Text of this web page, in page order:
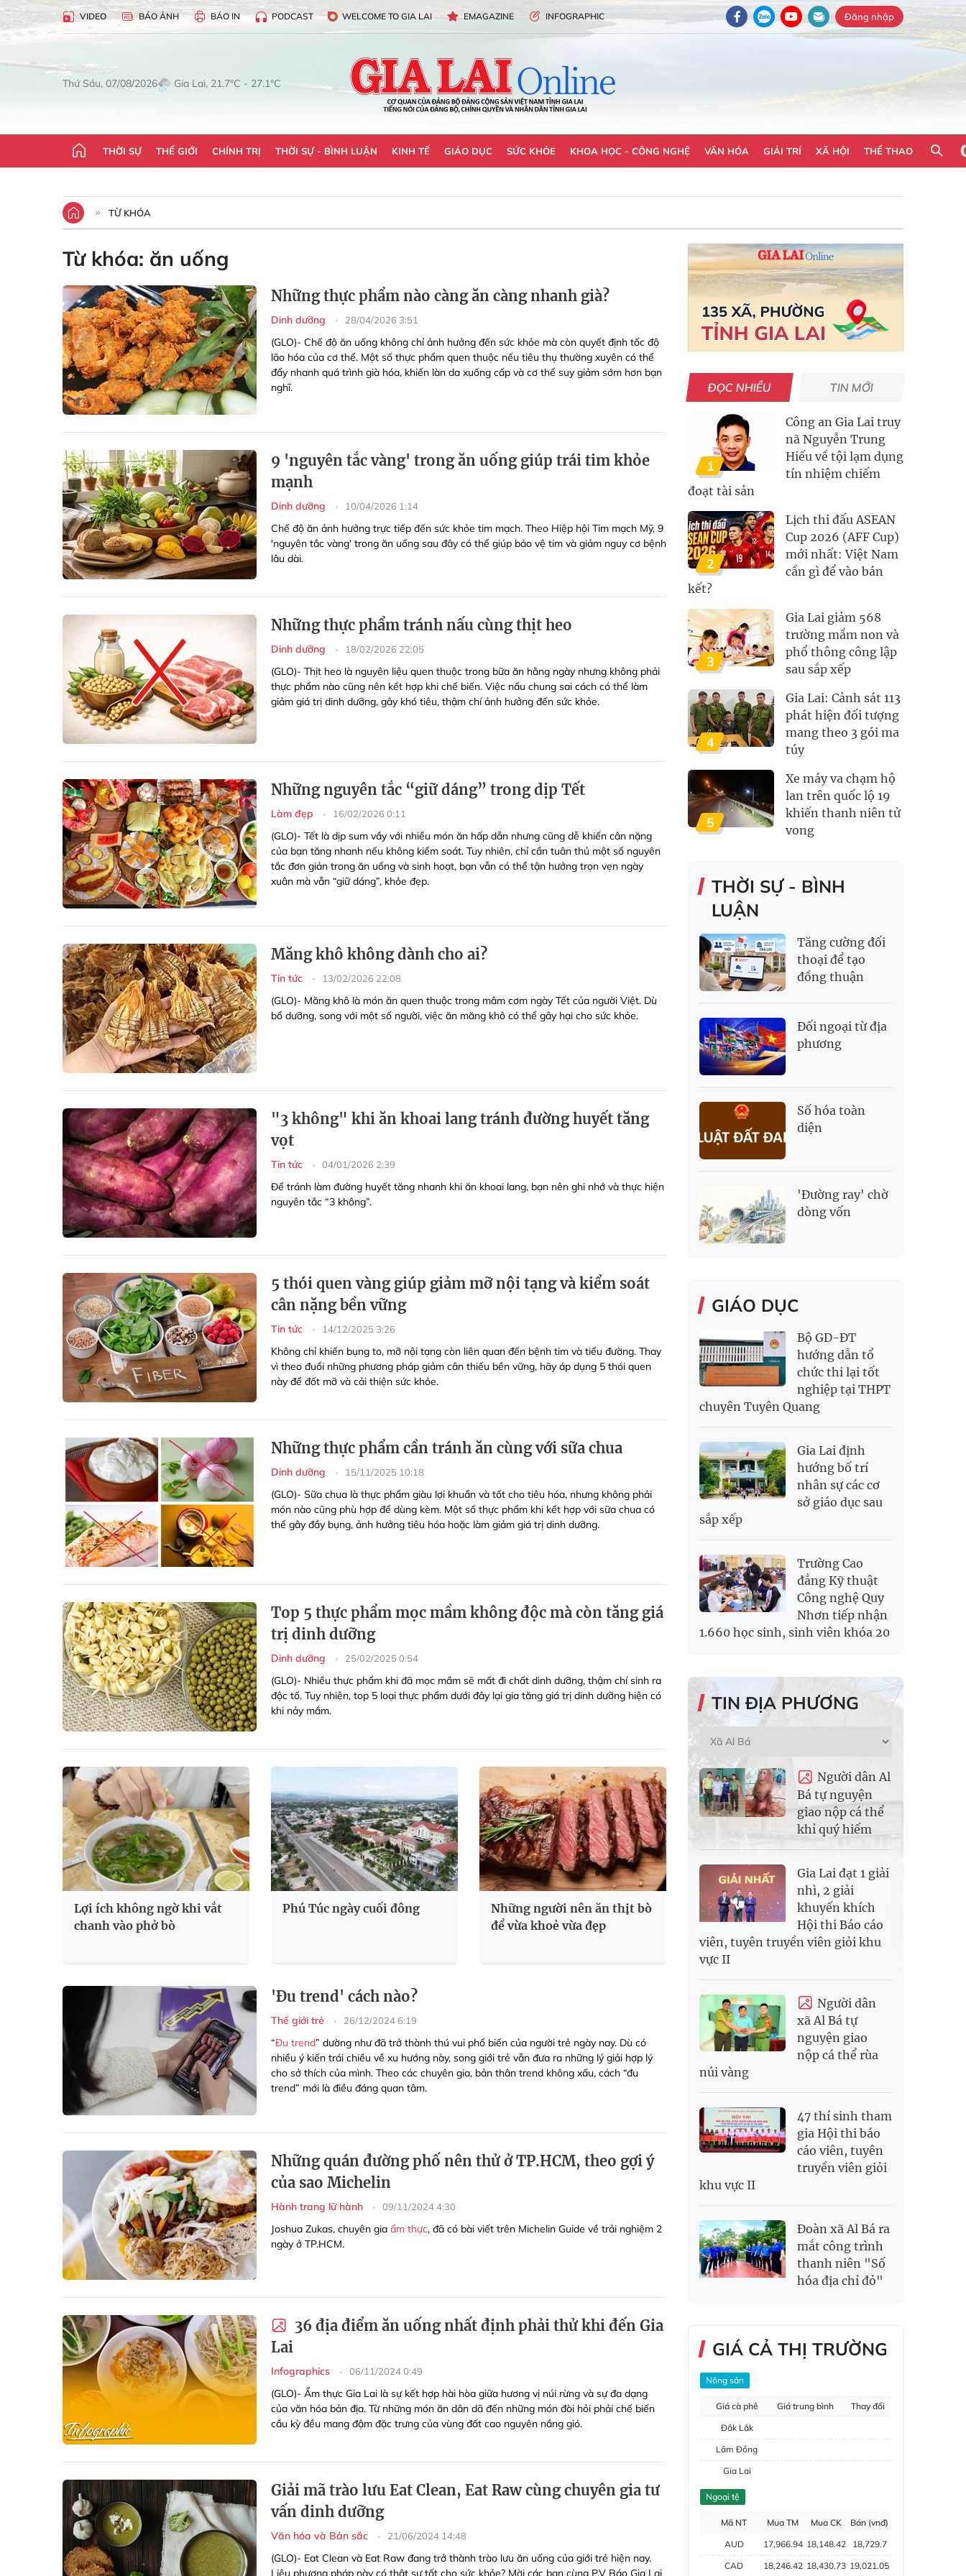
VIDEO BÁO ẢNH BÁO IN PODCAST WELCOME TO GIA LAI EMAGAZINE INFOGRAPHIC Đăng nhập
Thứ Sáu, 07/08/2026 Gia Lai, 21.7°C - 27.1°C
THỜI SỰ THẾ GIỚI CHÍNH TRỊ THỜI SỰ - BÌNH LUẬN KINH TẾ GIÁO DỤC SỨC KHỎE KHOA HỌC - CÔNG NGHỆ VĂN HÓA GIẢI TRÍ XÃ HỘI THỂ THAO
TỪ KHÓA
Từ khóa: ăn uống
Những thực phẩm nào càng ăn càng nhanh già?
Dinh dưỡng 28/04/2026 3:51
(GLO)- Chế độ ăn uống không chỉ ảnh hưởng đến sức khỏe mà còn quyết định tốc độ
lão hóa của cơ thể. Một số thực phẩm quen thuộc nếu tiêu thụ thường xuyên có thể
đẩy nhanh quá trình già hóa, khiến làn da xuống cấp và cơ thể suy giảm sớm hơn bạn
nghĩ.
9 'nguyên tắc vàng' trong ăn uống giúp trái tim khỏe
mạnh
Dinh dưỡng 10/04/2026 1:14
Chế độ ăn ảnh hưởng trực tiếp đến sức khỏe tim mạch. Theo Hiệp hội Tim mạch Mỹ, 9
'nguyên tắc vàng' trong ăn uống sau đây có thể giúp bảo vệ tim và giảm nguy cơ bệnh
lâu dài.
Những thực phẩm tránh nấu cùng thịt heo
Dinh dưỡng 18/02/2026 22:05
(GLO)- Thịt heo là nguyên liệu quen thuộc trong bữa ăn hằng ngày nhưng không phải
thực phẩm nào cũng nên kết hợp khi chế biến. Việc nấu chung sai cách có thể làm
giảm giá trị dinh dưỡng, gây khó tiêu, thậm chí ảnh hưởng đến sức khỏe.
Những nguyên tắc “giữ dáng” trong dịp Tết
Làm đẹp 16/02/2026 0:11
(GLO)- Tết là dịp sum vầy với nhiều món ăn hấp dẫn nhưng cũng dễ khiến cân nặng
của bạn tăng nhanh nếu không kiểm soát. Tuy nhiên, chỉ cần tuân thủ một số nguyên
tắc đơn giản trong ăn uống và sinh hoạt, bạn vẫn có thể tận hưởng trọn vẹn ngày
xuân mà vẫn “giữ dáng”, khỏe đẹp.
Măng khô không dành cho ai?
Tin tức 13/02/2026 22:08
(GLO)- Măng khô là món ăn quen thuộc trong mâm cơm ngày Tết của người Việt. Dù
bổ dưỡng, song với một số người, việc ăn măng khô có thể gây hại cho sức khỏe.
"3 không" khi ăn khoai lang tránh đường huyết tăng
vọt
Tin tức 04/01/2026 2:39
Để tránh làm đường huyết tăng nhanh khi ăn khoai lang, bạn nên ghi nhớ và thực hiện
nguyên tắc “3 không”.
5 thói quen vàng giúp giảm mỡ nội tạng và kiểm soát
cân nặng bền vững
Tin tức 14/12/2025 3:26
Không chỉ khiến bụng to, mỡ nội tạng còn liên quan đến bệnh tim và tiểu đường. Thay
vì theo đuổi những phương pháp giảm cân thiếu bền vững, hãy áp dụng 5 thói quen
này để đốt mỡ và cải thiện sức khỏe.
Những thực phẩm cần tránh ăn cùng với sữa chua
Dinh dưỡng 15/11/2025 10:18
(GLO)- Sữa chua là thực phẩm giàu lợi khuẩn và tốt cho tiêu hóa, nhưng không phải
món nào cũng phù hợp để dùng kèm. Một số thực phẩm khi kết hợp với sữa chua có
thể gây đầy bụng, ảnh hưởng tiêu hóa hoặc làm giảm giá trị dinh dưỡng.
Top 5 thực phẩm mọc mầm không độc mà còn tăng giá
trị dinh dưỡng
Dinh dưỡng 25/02/2025 0:54
(GLO)- Nhiều thực phẩm khi đã mọc mầm sẽ mất đi chất dinh dưỡng, thậm chí sinh ra
độc tố. Tuy nhiên, top 5 loại thực phẩm dưới đây lại gia tăng giá trị dinh dưỡng hiện có
khi nảy mầm.
Lợi ích không ngờ khi vắt
chanh vào phở bò
Phú Túc ngày cuối đông
Những người nên ăn thịt bò
để vừa khoẻ vừa đẹp
'Đu trend' cách nào?
Thế giới trẻ 26/12/2024 6:19
“Đu trend” dường như đã trở thành thú vui phổ biến của người trẻ ngày nay. Dù có
nhiều ý kiến trái chiều về xu hướng này, song giới trẻ vẫn đưa ra những lý giải hợp lý
cho sở thích của mình. Theo các chuyên gia, bản thân trend không xấu, cách “đu
trend” mới là điều đáng quan tâm.
Những quán đường phố nên thử ở TP.HCM, theo gợi ý
của sao Michelin
Hành trang lữ hành 09/11/2024 4:30
Joshua Zukas, chuyên gia ẩm thực, đã có bài viết trên Michelin Guide về trải nghiệm 2
ngày ở TP.HCM.
36 địa điểm ăn uống nhất định phải thử khi đến Gia
Lai
Infographics 06/11/2024 0:49
(GLO)- Ẩm thực Gia Lai là sự kết hợp hài hòa giữa hương vị núi rừng và sự đa dạng
của văn hóa bản địa. Từ những món ăn dân dã đến những món đòi hỏi phải chế biến
cầu kỳ đều mang đậm đặc trưng của vùng đất cao nguyên nắng gió.
Giải mã trào lưu Eat Clean, Eat Raw cùng chuyên gia tư
vấn dinh dưỡng
Văn hóa và Bản sắc 21/06/2024 14:48
(GLO)- Eat Clean và Eat Raw đang trở thành trào lưu ăn uống của giới trẻ hiện nay.
Liệu phương pháp này có thật sự tốt cho sức khỏe? Mời các bạn cùng P.V Báo Gia Lai
ĐỌC NHIỀU TIN MỚI
1
Công an Gia Lai truy
nã Nguyễn Trung
Hiếu về tội lạm dụng
tín nhiệm chiếm
đoạt tài sản
2
Lịch thi đấu ASEAN
Cup 2026 (AFF Cup)
mới nhất: Việt Nam
cần gì để vào bán
kết?
3
Gia Lai giảm 568
trường mầm non và
phổ thông công lập
sau sắp xếp
4
Gia Lai: Cảnh sát 113
phát hiện đối tượng
mang theo 3 gói ma
túy
5
Xe máy va chạm hộ
lan trên quốc lộ 19
khiến thanh niên tử
vong
THỜI SỰ - BÌNH
LUẬN
Tăng cường đối
thoại để tạo
đồng thuận
Đối ngoại từ địa
phương
Số hóa toàn
diện
'Đường ray' chờ
dòng vốn
GIÁO DỤC
Bộ GD-ĐT
hướng dẫn tổ
chức thi lại tốt
nghiệp tại THPT
chuyên Tuyên Quang
Gia Lai định
hướng bố trí
nhân sự các cơ
sở giáo dục sau
sắp xếp
Trường Cao
đẳng Kỹ thuật
Công nghệ Quy
Nhơn tiếp nhận
1.660 học sinh, sinh viên khóa 20
TIN ĐỊA PHƯƠNG
Người dân Al
Bá tự nguyện
giao nộp cá thể
khỉ quý hiếm
Gia Lai đạt 1 giải
nhì, 2 giải
khuyến khích
Hội thi Báo cáo
viên, tuyên truyền viên giỏi khu
vực II
Người dân
xã Al Bá tự
nguyện giao
nộp cá thể rùa
núi vàng
47 thí sinh tham
gia Hội thi báo
cáo viên, tuyên
truyền viên giỏi
khu vực II
Đoàn xã Al Bá ra
mắt công trình
thanh niên "Số
hóa địa chỉ đỏ"
GIÁ CẢ THỊ TRƯỜNG
Nông sản
Giá cà phê Giá trung bình
Thay đổi
Đắk Lắk
Lâm Đồng
Gia Lai
Đắk Nông
Ngoại tệ
Mã NT Mua TM Mua CK
Bán (vnđ)
AUD
17,966.94 18,148.42
18,729.7
CAD
18,246.42 18,430.73 19,021.05